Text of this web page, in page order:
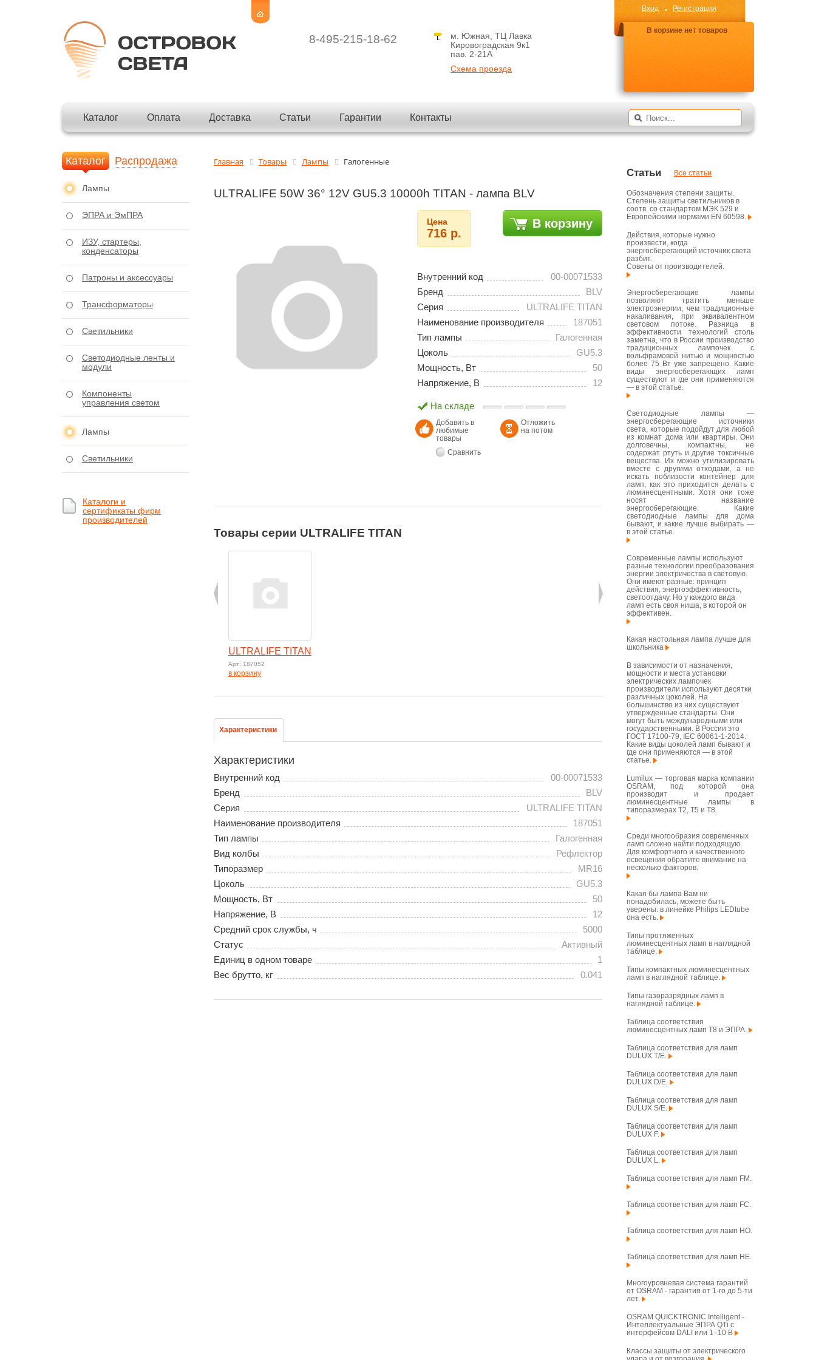
8-495-215-18-62
м. Южная, ТЦ Лавка
Кировоградская 9к1
пав. 2-21A
Схема проезда
Вход Регистрация
В корзине нет товаров
Каталог Оплата Доставка Статьи Гарантии Контакты
Главная Товары Лампы Галогенные
ULTRALIFE 50W 36° 12V GU5.3 10000h TITAN - лампа BLV
Цена
716 р.
В корзину
Внутренний код
00-00071533
Бренд
BLV
Серия
ULTRALIFE TITAN
Наименование производителя
187051
Тип лампы
Галогенная
Цоколь
GU5.3
Мощность, Вт
50
Напряжение, В
12
На складе
Добавить в
любимые
товары
Отложить
на потом
Сравнить
Товары серии ULTRALIFE TITAN
ULTRALIFE TITAN
Арт: 187052
в корзину
Характеристики
Характеристики
Внутренний код
00-00071533
Бренд
BLV
Серия
ULTRALIFE TITAN
Наименование производителя
187051
Тип лампы
Галогенная
Вид колбы
Рефлектор
Типоразмер
MR16
Цоколь
GU5.3
Мощность, Вт
50
Напряжение, В
12
Средний срок службы, ч
5000
Статус
Активный
Единиц в одном товаре
1
Вес брутто, кг
0.041
Каталог Распродажа
Лампы
ЭПРА и ЭмПРА
ИЗУ, стартеры,
конденсаторы
Патроны и аксессуары
Трансформаторы
Светильники
Светодиодные ленты и
модули
Компоненты
управления светом
Лампы
Светильники
Каталоги и
сертификаты фирм
производителей
Статьи Все статьи
Обозначения степени защиты.
Степень защиты светильников в
соотв. со стандартом МЭК 529 и
Европейскими нормами EN 60598.
Действия, которые нужно
произвести, когда
энергосберегающий источник света
разбит.
Советы от производителей.
Энергосберегающие лампы
позволяют тратить меньше
электроэнергии, чем традиционные
накаливания, при эквивалентном
световом потоке. Разница в
эффективности технологий столь
заметна, что в России производство
традиционных лампочек с
вольфрамовой нитью и мощностью
более 75 Вт уже запрещено. Какие
виды энергосберегающих ламп
существуют и где они применяются
— в этой статье.
Светодиодные лампы —
энергосберегающие источники
света, которые подойдут для любой
из комнат дома или квартиры. Они
долговечны, компактны, не
содержат ртуть и другие токсичные
вещества. Их можно утилизировать
вместе с другими отходами, а не
искать поблизости контейнер для
ламп, как это приходится делать с
люминесцентными. Хотя они тоже
носят название
энергосберегающие. Какие
светодиодные лампы для дома
бывают, и какие лучше выбирать —
в этой статье.
Современные лампы используют
разные технологии преобразования
энергии электричества в световую.
Они имеют разные: принцип
действия, энергоэффективность,
светоотдачу. Но у каждого вида
ламп есть своя ниша, в которой он
эффективен.
Какая настольная лампа лучше для
школьника
В зависимости от назначения,
мощности и места установки
электрических лампочек
производители используют десятки
различных цоколей. На
большинство из них существуют
утвержденные стандарты. Они
могут быть международными или
государственными. В России это
ГОСТ 17100-79, IEC 60061-1-2014.
Какие виды цоколей ламп бывают и
где они применяются — в этой
статье.
Lumilux — торговая марка компании
OSRAM, под которой она
производит и продает
люминесцентные лампы в
типоразмерах T2, T5 и T8.
Среди многообразия современных
ламп сложно найти подходящую.
Для комфортного и качественного
освещения обратите внимание на
несколько факторов.
Какая бы лампа Вам ни
понадобилась, можете быть
уверены: в линейке Philips LEDtube
она есть.
Типы протяженных
люминесцентных ламп в наглядной
таблице.
Типы компактных люминесцентных
ламп в наглядной таблице.
Типы газоразрядных ламп в
наглядной таблице.
Таблица соответствия
люминесцентных ламп T8 и ЭПРА.
Таблица соответствия для ламп
DULUX T/E.
Таблица соответствия для ламп
DULUX D/E.
Таблица соответствия для ламп
DULUX S/E.
Таблица соответствия для ламп
DULUX F.
Таблица соответствия для ламп
DULUX L.
Таблица соответствия для ламп FM.
Таблица соответствия для ламп FC.
Таблица соответствия для ламп HO.
Таблица соответствия для ламп HE.
Многоуровневая система гарантий
от OSRAM - гарантия от 1-го до 5-ти
лет.
OSRAM QUICKTRONIC Intelligent -
Интеллектуальные ЭПРА QTi с
интерфейсом DALI или 1–10 В
Классы защиты от электрического